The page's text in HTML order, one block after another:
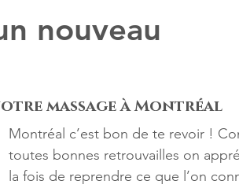
nouveau
massage à Montréal
Montréal c’est bon de te revoir !
toutes bonnes retrouvailles on
la fois de reprendre ce que l’on